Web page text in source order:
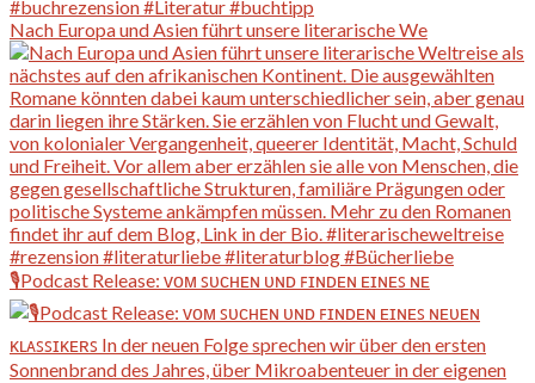
Nach Europa und Asien führt unsere literarische We
🎙️Podcast Release: ᴠᴏᴍ ꜱᴜᴄʜᴇɴ ᴜɴᴅ ꜰɪɴᴅᴇɴ ᴇɪɴᴇꜱ ɴᴇ